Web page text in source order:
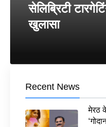
सेलिब्रिटी
खुलासा
Recent News
मेरठ